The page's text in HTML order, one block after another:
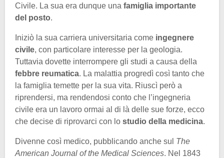
Civile. La sua era dunque una famiglia importante
del posto.
Iniziò la sua carriera universitaria come ingegnere
civile, con particolare interesse per la geologia.
Tuttavia dovette interrompere gli studi a causa della
febbre reumatica. La malattia progredì così tanto che
la famiglia temette per la sua vita. Riuscì però a
riprendersi, ma rendendosi conto che l’ingegneria
civile era un lavoro ormai al di là delle sue forze, ecco
che decise di riprovarci con lo studio della medicina.
Divenne così medico, pubblicando anche sul The
American Journal of the Medical Sciences. Nel 1843